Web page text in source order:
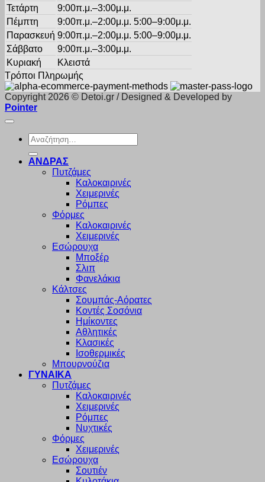
Τετάρτη
9:00π.μ.–3:00μ.μ.
Πέμπτη
9:00π.μ.–2:00μ.μ. 5:00–9:00μ.μ.
Παρασκευή 9:00π.μ.–2:00μ.μ. 5:00–9:00μ.μ.
Σάββατο
9:00π.μ.–3:00μ.μ.
Κυριακή
Κλειστά
Τρόποι Πληρωμής
Copyright 2026 © Detoi.gr / Designed & Developed by
Pointer
Αναζήτηση
για:
ΑΝΔΡΑΣ
Πυτζάμες
Καλοκαιρινές
Χειμερινές
Ρόμπες
Φόρμες
Καλοκαιρινές
Χειμερινές
Εσώρουχα
Μποξέρ
Σλιπ
Φανελάκια
Κάλτσες
Σουμπάς-Αόρατες
Κοντές Σοσόνια
Ημίκοντες
Αθλητικές
Κλασικές
Ισοθερμικές
Μπουρνούζια
ΓΥΝΑΙΚΑ
Πυτζάμες
Καλοκαιρινές
Χειμερινές
Ρόμπες
Νυχτικές
Φόρμες
Χειμερινές
Εσώρουχα
Σουτιέν